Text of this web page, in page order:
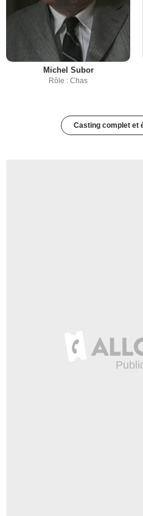
Michel Subor
Rôle : Chas
Casting complet et